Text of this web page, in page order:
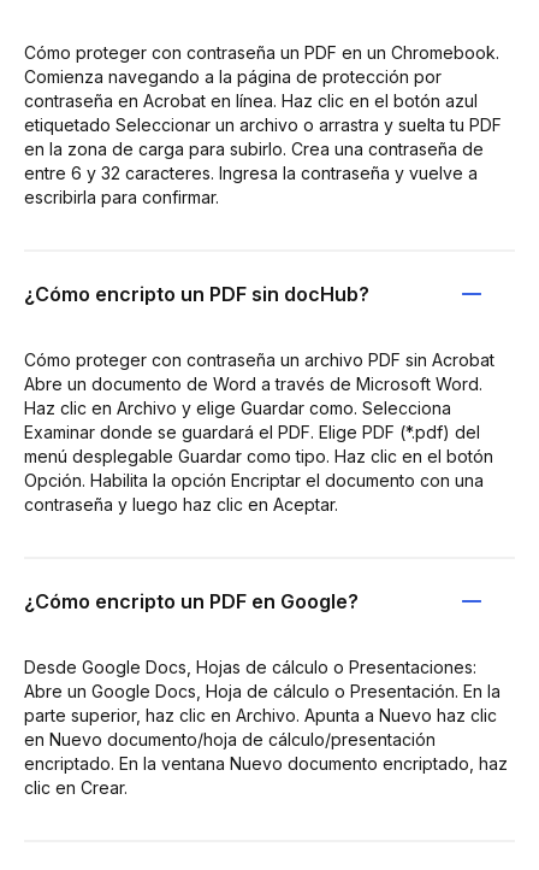
Cómo proteger con contraseña un PDF en un Chromebook.
Comienza navegando a la página de protección por
contraseña en Acrobat en línea. Haz clic en el botón azul
etiquetado Seleccionar un archivo o arrastra y suelta tu PDF
en la zona de carga para subirlo. Crea una contraseña de
entre 6 y 32 caracteres. Ingresa la contraseña y vuelve a
escribirla para confirmar.
¿Cómo encripto un PDF sin docHub?
Cómo proteger con contraseña un archivo PDF sin Acrobat
Abre un documento de Word a través de Microsoft Word.
Haz clic en Archivo y elige Guardar como. Selecciona
Examinar donde se guardará el PDF. Elige PDF (*.pdf) del
menú desplegable Guardar como tipo. Haz clic en el botón
Opción. Habilita la opción Encriptar el documento con una
contraseña y luego haz clic en Aceptar.
¿Cómo encripto un PDF en Google?
Desde Google Docs, Hojas de cálculo o Presentaciones:
Abre un Google Docs, Hoja de cálculo o Presentación. En la
parte superior, haz clic en Archivo. Apunta a Nuevo haz clic
en Nuevo documento/hoja de cálculo/presentación
encriptado. En la ventana Nuevo documento encriptado, haz
clic en Crear.